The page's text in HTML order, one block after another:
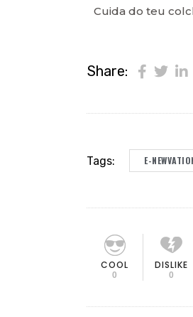
Cuida do teu
Share:
Tags: E-
COOL
0
DISLIKE
0